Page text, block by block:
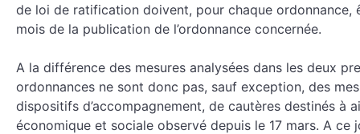
de loi de ratification doivent, pour chaque ordonnance,
mois de la publication de l’ordonnance concernée.
A la différence des mesures analysées dans les deux
ordonnances ne sont donc pas, sauf exception, des
dispositifs d’accompagnement, de cautères destinés à
économique et sociale observé depuis le 17 mars. A